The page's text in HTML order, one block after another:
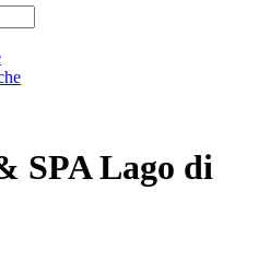
SPA Lago di